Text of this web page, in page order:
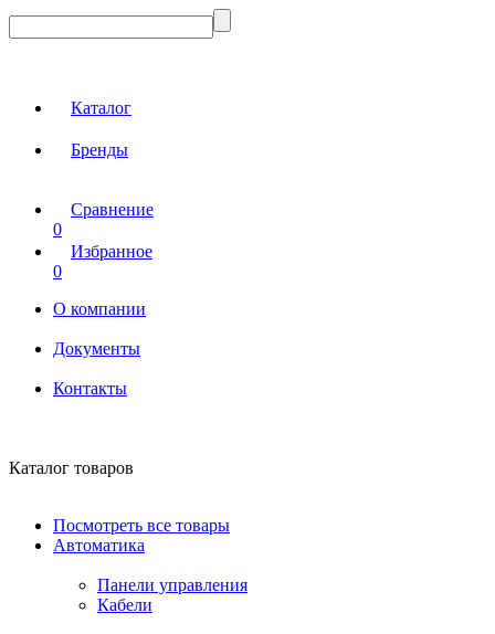
Каталог
Бренды
Сравнение
0
Избранное
0
О компании
Документы
Контакты
Каталог товаров
Посмотреть все товары
Автоматика
Панели управления
Кабели